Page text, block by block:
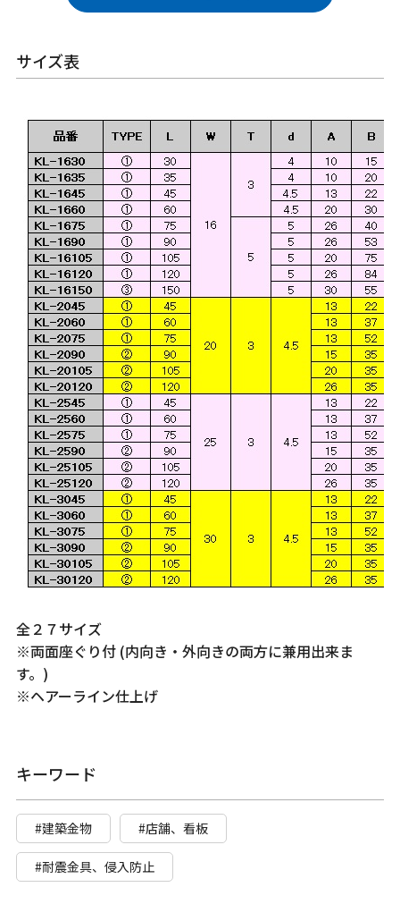
サイズ表
全２７サイズ
※両面座ぐり付 (内向き・外向きの両方に兼用出来ま
す。)
※ヘアーライン仕上げ
キーワード
#建築金物 #店舗、看板
#耐震金具、侵入防止